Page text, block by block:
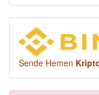
Sende Hemen